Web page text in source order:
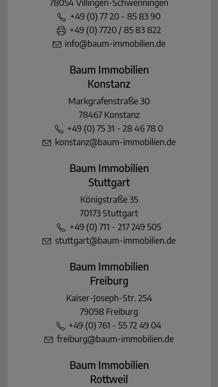
78054 Villingen-Schwenningen
+49 (0) 77 20 - 85 83 90
+49 (0) 7720 / 85 83 822
info@baum-immobilien.de
Baum Immobilien
Konstanz
Markgrafenstraße 30
78467 Konstanz
+49 (0) 75 31 - 28 46 78 0
konstanz@baum-immobilien.de
Baum Immobilien
Stuttgart
Königstraße 35
70173 Stuttgart
+49 (0) 711 - 217 249 505
stuttgart@baum-immobilien.de
Baum Immobilien
Freiburg
Kaiser-Joseph-Str. 254
79098 Freiburg
+49 (0) 761 - 55 72 49 04
freiburg@baum-immobilien.de
Baum Immobilien
Rottweil